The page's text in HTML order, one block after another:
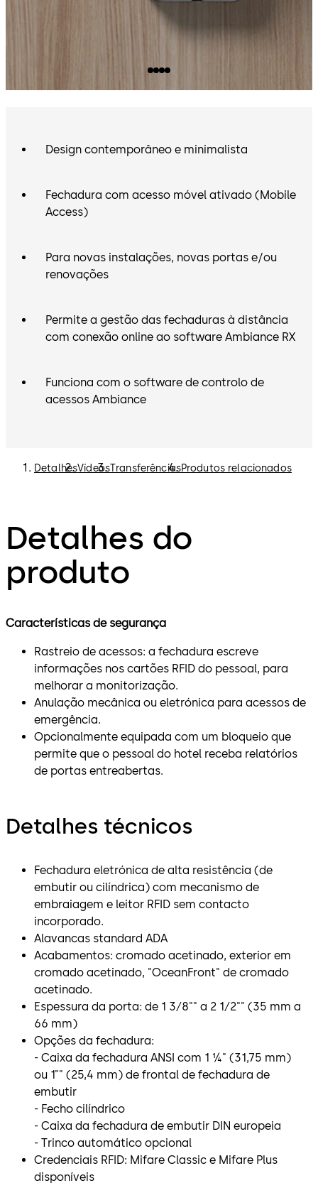
Design contemporâneo e minimalista
Fechadura com acesso móvel ativado (Mobile
Access)
Para novas instalações, novas portas e/ou
renovações
Permite a gestão das fechaduras à distância
com conexão online ao software Ambiance RX
Funciona com o software de controlo de
acessos Ambiance
DetalhesVídeosTransferênciasProdutos relacionados
Detalhes do
produto
Características de segurança
Rastreio de acessos: a fechadura escreve
informações nos cartões RFID do pessoal, para
melhorar a monitorização.
Anulação mecânica ou eletrónica para acessos de
emergência.
Opcionalmente equipada com um bloqueio que
permite que o pessoal do hotel receba relatórios
de portas entreabertas.
Detalhes técnicos
Fechadura eletrónica de alta resistência (de
embutir ou cilíndrica) com mecanismo de
embraiagem e leitor RFID sem contacto
incorporado.
Alavancas standard ADA
Acabamentos: cromado acetinado, exterior em
cromado acetinado, "OceanFront" de cromado
acetinado.
Espessura da porta: de 1 3⁄8"" a 2 1⁄2"" (35 mm a
66 mm)
Opções da fechadura:
- Caixa da fechadura ANSI com 1 ¼" (31,75 mm)
ou 1"" (25,4 mm) de frontal de fechadura de
embutir
- Fecho cilíndrico
- Caixa da fechadura de embutir DIN europeia
- Trinco automático opcional
Credenciais RFID: Mifare Classic e Mifare Plus
disponíveis